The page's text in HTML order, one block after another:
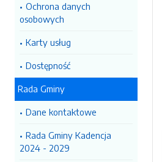
Ochrona danych
osobowych
Karty usług
Dostępność
Rada Gminy
Dane kontaktowe
Rada Gminy Kadencja
2024 - 2029